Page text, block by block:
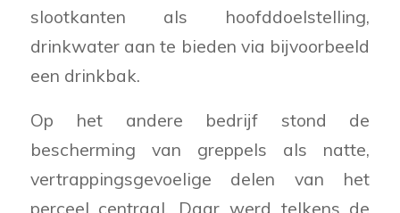
slootkanten als hoofddoelstelling,
drinkwater aan te bieden via bijvoorbeeld
een drinkbak.
Op het andere bedrijf stond de
bescherming van greppels als natte,
vertrappingsgevoelige delen van het
perceel centraal. Daar werd telkens de